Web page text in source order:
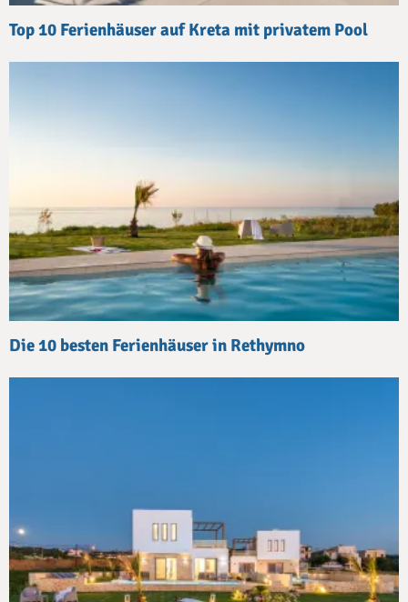
Top 10 Ferienhäuser auf Kreta mit privatem Pool
Die 10 besten Ferienhäuser in Rethymno